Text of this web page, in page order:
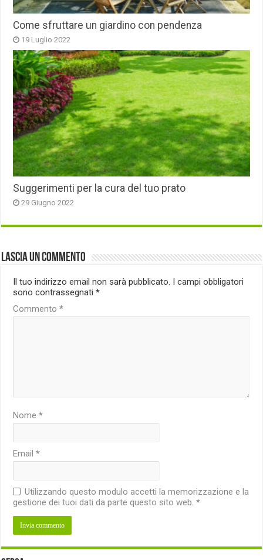
Come sfruttare un giardino con pendenza
19 Luglio 2022
Suggerimenti per la cura del tuo prato
29 Giugno 2022
Lascia un commento
Il tuo indirizzo email non sarà pubblicato. I campi obbligatori
sono contrassegnati*
Commento*
Nome*
Email*
Utilizzando questo modulo accetti la memorizzazione e la
gestione dei tuoi dati da parte questo sito web.*